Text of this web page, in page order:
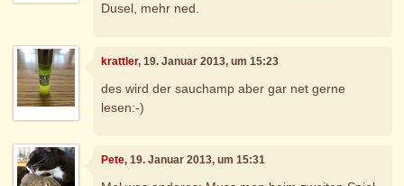
Dusel, mehr ned.
krattler, 19. Januar 2013, um 15:23
des wird der sauchamp aber gar net gerne
lesen:-)
Pete, 19. Januar 2013, um 15:31